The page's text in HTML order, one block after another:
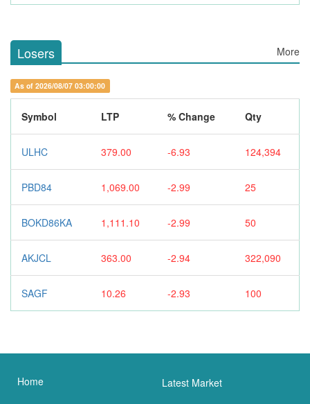
Losers More
As of 2026/08/07 03:00:00
Symbol LTP % Change Qty
ULHC 379.00 -6.93 124,394
PBD84 1,069.00 -2.99 25
BOKD86KA 1,111.10 -2.99 50
AKJCL 363.00 -2.94 322,090
SAGF 10.26 -2.93 100
Home Latest Market